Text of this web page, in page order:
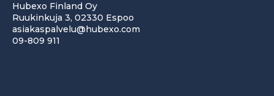
Hubexo Finland Oy
Ruukinkuja 3, 02330 Espoo
asiakaspalvelu@hubexo.com
09-809 911